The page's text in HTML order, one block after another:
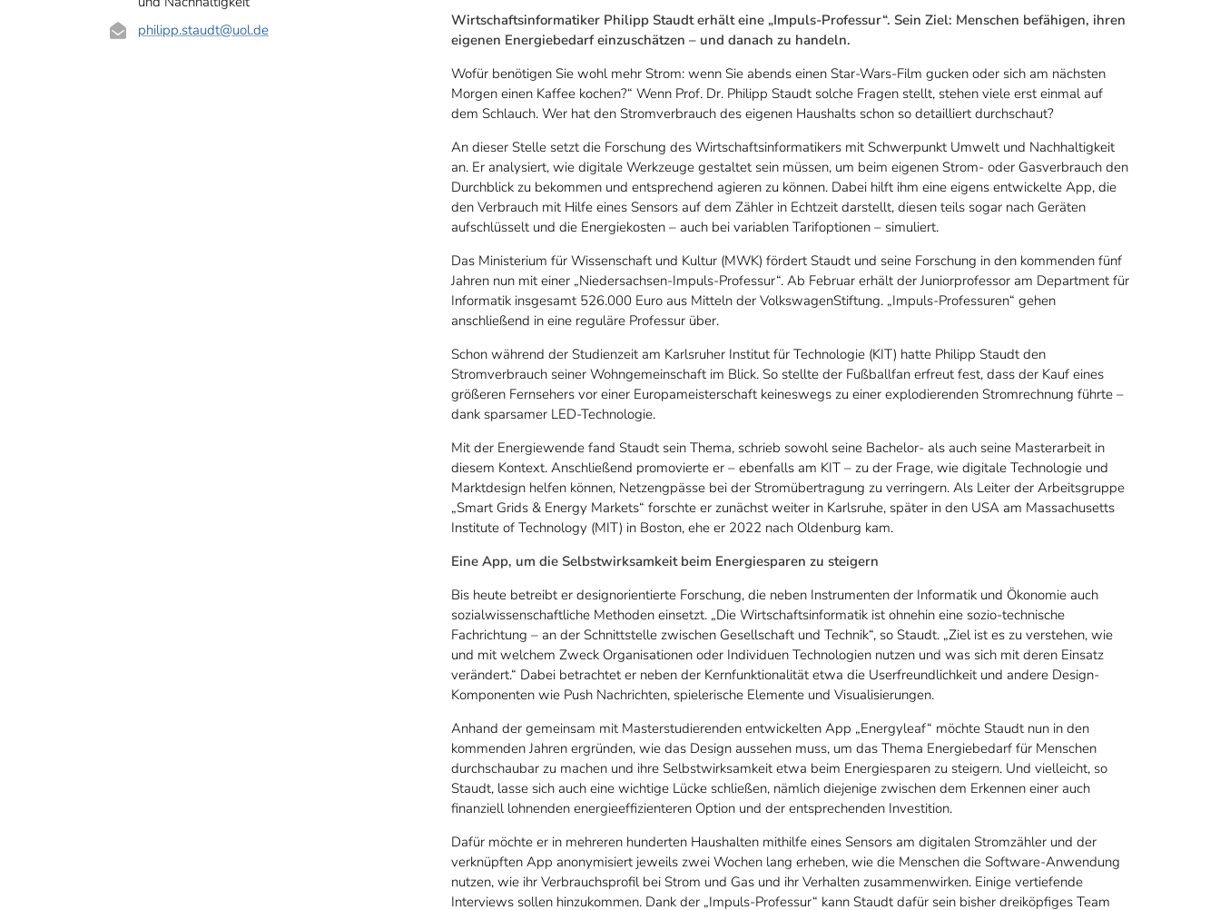
philipp.staudt@uol.de
Wirtschaftsinformatiker Philipp Staudt erhält eine „Impuls-Professur“. Sein Ziel: Menschen befähigen, ihren
eigenen Energiebedarf einzuschätzen – und danach zu handeln.
Wofür benötigen Sie wohl mehr Strom: wenn Sie abends einen Star-Wars-Film gucken oder sich am nächsten
Morgen einen Kaffee kochen?“ Wenn Prof. Dr. Philipp Staudt solche Fragen stellt, stehen viele erst einmal auf
dem Schlauch. Wer hat den Stromverbrauch des eigenen Haushalts schon so detailliert durchschaut?
An dieser Stelle setzt die Forschung des Wirtschaftsinformatikers mit Schwerpunkt Umwelt und Nachhaltigkeit
an. Er analysiert, wie digitale Werkzeuge gestaltet sein müssen, um beim eigenen Strom- oder Gasverbrauch den
Durchblick zu bekommen und entsprechend agieren zu können. Dabei hilft ihm eine eigens entwickelte App, die
den Verbrauch mit Hilfe eines Sensors auf dem Zähler in Echtzeit darstellt, diesen teils sogar nach Geräten
aufschlüsselt und die Energiekosten – auch bei variablen Tarifoptionen – simuliert.
Das Ministerium für Wissenschaft und Kultur (MWK) fördert Staudt und seine Forschung in den kommenden fünf
Jahren nun mit einer „Niedersachsen-Impuls-Professur“. Ab Februar erhält der Juniorprofessor am Department für
Informatik insgesamt 526.000 Euro aus Mitteln der VolkswagenStiftung. „Impuls-Professuren“ gehen
anschließend in eine reguläre Professur über.
Schon während der Studienzeit am Karlsruher Institut für Technologie (KIT) hatte Philipp Staudt den
Stromverbrauch seiner Wohngemeinschaft im Blick. So stellte der Fußballfan erfreut fest, dass der Kauf eines
größeren Fernsehers vor einer Europameisterschaft keineswegs zu einer explodierenden Stromrechnung führte –
dank sparsamer LED-Technologie.
Mit der Energiewende fand Staudt sein Thema, schrieb sowohl seine Bachelor- als auch seine Masterarbeit in
diesem Kontext. Anschließend promovierte er – ebenfalls am KIT – zu der Frage, wie digitale Technologie und
Marktdesign helfen können, Netzengpässe bei der Stromübertragung zu verringern. Als Leiter der Arbeitsgruppe
„Smart Grids & Energy Markets“ forschte er zunächst weiter in Karlsruhe, später in den USA am Massachusetts
Institute of Technology (MIT) in Boston, ehe er 2022 nach Oldenburg kam.
Eine App, um die Selbstwirksamkeit beim Energiesparen zu steigern
Bis heute betreibt er designorientierte Forschung, die neben Instrumenten der Informatik und Ökonomie auch
sozialwissenschaftliche Methoden einsetzt. „Die Wirtschaftsinformatik ist ohnehin eine sozio-technische
Fachrichtung – an der Schnittstelle zwischen Gesellschaft und Technik“, so Staudt. „Ziel ist es zu verstehen, wie
und mit welchem Zweck Organisationen oder Individuen Technologien nutzen und was sich mit deren Einsatz
verändert.“ Dabei betrachtet er neben der Kernfunktionalität etwa die Userfreundlichkeit und andere Design-
Komponenten wie Push Nachrichten, spielerische Elemente und Visualisierungen.
Anhand der gemeinsam mit Masterstudierenden entwickelten App „Energyleaf“ möchte Staudt nun in den
kommenden Jahren ergründen, wie das Design aussehen muss, um das Thema Energiebedarf für Menschen
durchschaubar zu machen und ihre Selbstwirksamkeit etwa beim Energiesparen zu steigern. Und vielleicht, so
Staudt, lasse sich auch eine wichtige Lücke schließen, nämlich diejenige zwischen dem Erkennen einer auch
finanziell lohnenden energieeffizienteren Option und der entsprechenden Investition.
Dafür möchte er in mehreren hunderten Haushalten mithilfe eines Sensors am digitalen Stromzähler und der
verknüpften App anonymisiert jeweils zwei Wochen lang erheben, wie die Menschen die Software-Anwendung
nutzen, wie ihr Verbrauchsprofil bei Strom und Gas und ihr Verhalten zusammenwirken. Einige vertiefende
Interviews sollen hinzukommen. Dank der „Impuls-Professur“ kann Staudt dafür sein bisher dreiköpfiges Team